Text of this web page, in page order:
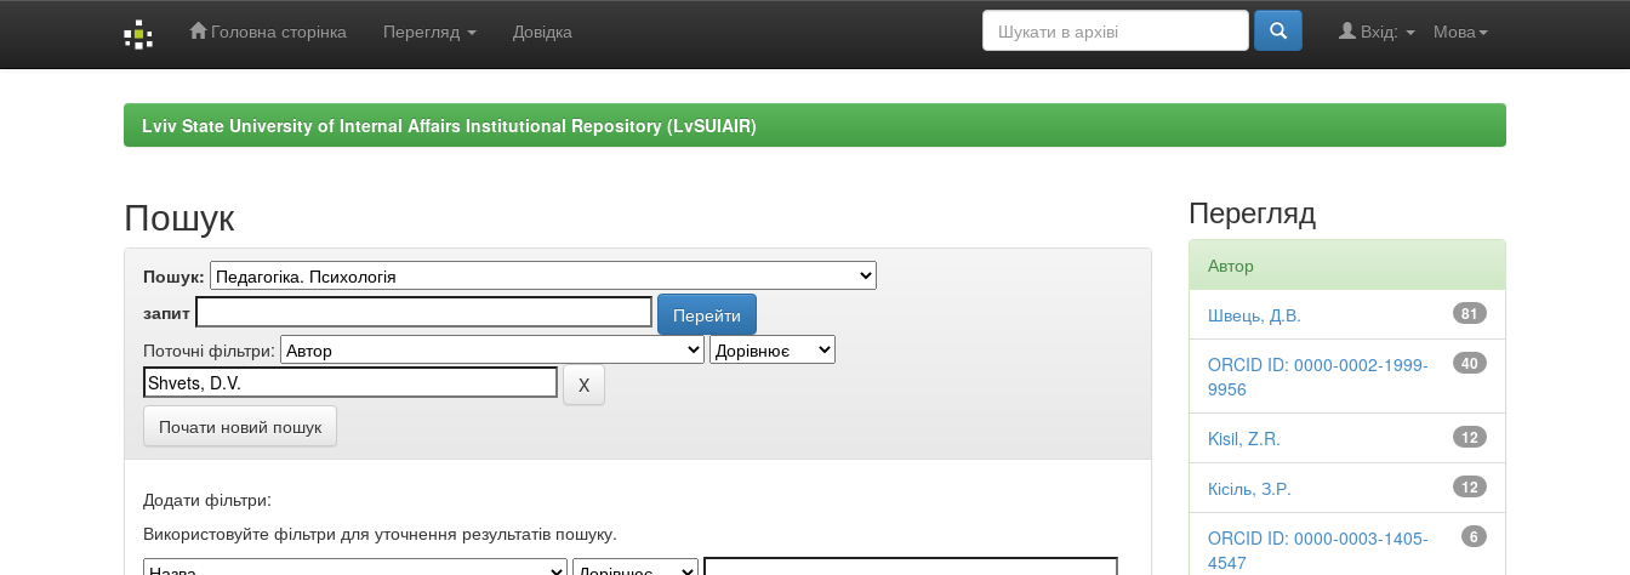
Головна сторінка Перегляд Довідка Мова
Вхід:
Lviv State University of Internal Affairs Institutional Repository (LvSUIAIR)
Пошук
Пошук:
запит
Поточні фільтри:
Почати новий пошук
Додати фільтри:
Використовуйте фільтри для уточнення результатів пошуку.
Перегляд
Автор
81
Швець, Д.В.
40
ORCID ID: 0000-0002-1999-
9956
12
Kisil, Z.R.
12
Кісіль, З.Р.
6
ORCID ID: 0000-0003-1405-
4547